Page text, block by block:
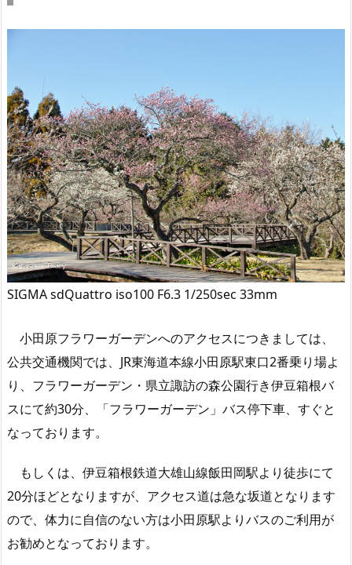
SIGMA sdQuattro iso100 F6.3 1/250sec 33mm
小田原フラワーガーデンへのアクセスにつきましては、
公共交通機関では、JR東海道本線小田原駅東口2番乗り場よ
り、フラワーガーデン・県立諏訪の森公園行き伊豆箱根バ
スにて約30分、「フラワーガーデン」バス停下車、すぐと
なっております。
もしくは、伊豆箱根鉄道大雄山線飯田岡駅より徒歩にて
20分ほどとなりますが、アクセス道は急な坂道となります
ので、体力に自信のない方は小田原駅よりバスのご利用が
お勧めとなっております。